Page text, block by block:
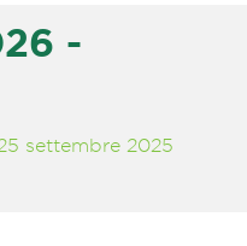
-
settembre 2025